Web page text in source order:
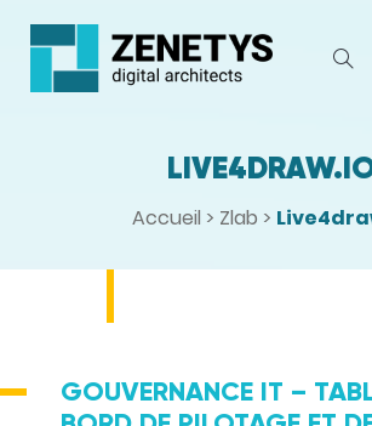
Accueil > Zlab >
GOUVERNANCE IT –